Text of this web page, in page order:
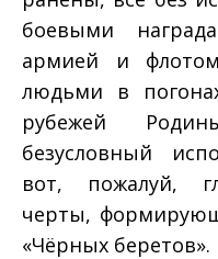
боевыми
армией и
людьми в
рубежей
безусловный
вот, пожалуй,
черты,
«Чёрных беретов».